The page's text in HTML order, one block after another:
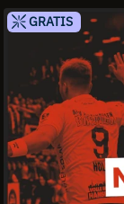
GRATIS